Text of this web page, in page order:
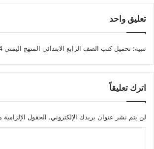
تعليق واحد
تنبيه: تحميل كتب الصف الرابع الابتدائي المنهج اليمني 2024 PDF
اترك تعليقاً
لن يتم نشر عنوان بريدك الإلكتروني. الحقول الإلزامية